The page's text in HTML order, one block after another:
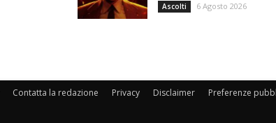
Ascolti 6 Agosto 2026
Contatta la redazione Privacy Disclaimer Preferenze